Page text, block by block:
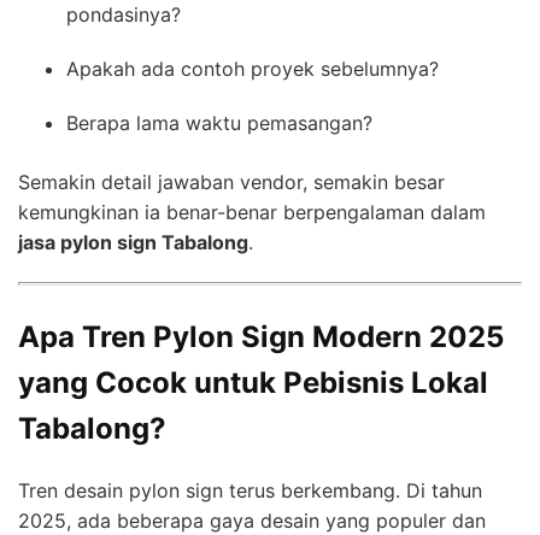
pondasinya?
Apakah ada contoh proyek sebelumnya?
Berapa lama waktu pemasangan?
Semakin detail jawaban vendor, semakin besar
kemungkinan ia benar-benar berpengalaman dalam
jasa pylon sign Tabalong.
Apa Tren Pylon Sign Modern 2025
yang Cocok untuk Pebisnis Lokal
Tabalong?
Tren desain pylon sign terus berkembang. Di tahun
2025, ada beberapa gaya desain yang populer dan